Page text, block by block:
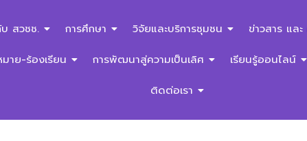
บ สวชช. การศึกษา วิจัยและบริการชุมชน ข่าวสาร แล
าย-ร้องเรียน การพัฒนาสู่ความเป็นเลิศ เรียนรู้ออนไลน์
ติดต่อเรา